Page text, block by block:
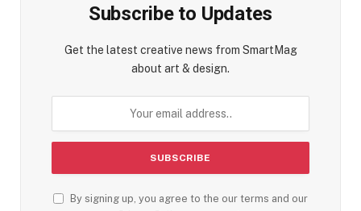
Subscribe to Updates
Get the latest creative news from SmartMag
about art & design.
By signing up, you agree to the our terms and our